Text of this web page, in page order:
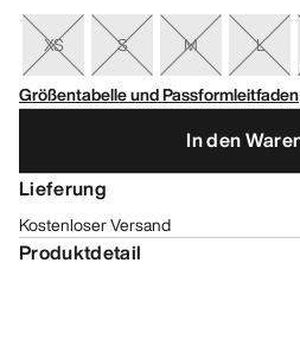
XS S M L
Größentabelle und Passformleitfaden
In den
Lieferung
Kostenloser Versand
Produktdetail